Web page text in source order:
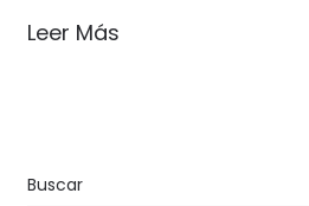
Leer Más